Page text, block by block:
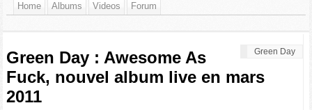
Home Albums Videos Forum
Green Day
Green Day : Awesome As
Fuck, nouvel album live en mars
2011